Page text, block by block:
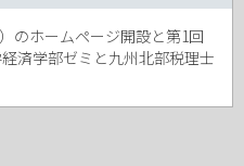
のホームページ開設と第1回
学部ゼミと九州北部税理士